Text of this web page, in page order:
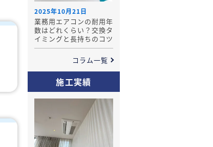
2025年10月21日
業務用エアコンの耐用年
数はどれくらい？交換タ
イミングと長持ちのコツ
コラム一覧
施工実績